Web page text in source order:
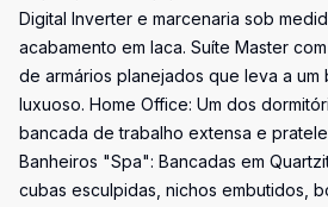
Digital Inverter e marcenaria sob
acabamento em laca. Suíte Master
de armários planejados que leva a um
luxuoso. Home Office: Um dos
bancada de trabalho extensa e
Banheiros "Spa": Bancadas em
cubas esculpidas, nichos embutidos,